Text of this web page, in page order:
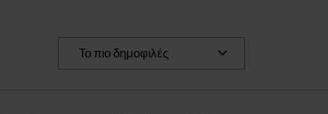
Το πιο δημοφιλές